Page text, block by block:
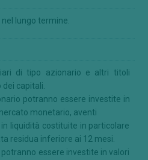
lungo termine.
di tipo azionario e altri titoli
capitali.
potranno essere investite in
monetario, aventi
liquidità costituite in particolare
residua inferiore ai 12 mesi.
essere investite in valori